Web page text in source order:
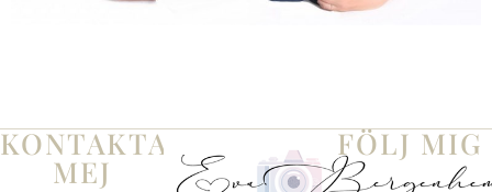
KONTAKTA
MEJ
FÖLJ MIG